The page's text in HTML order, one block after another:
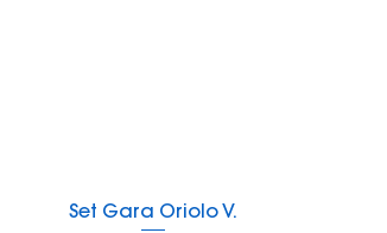
Vista rapida
Set Gara Oriolo V.